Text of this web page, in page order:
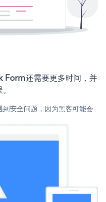
还需要更多时间，并
安全问题，因为黑客可能会